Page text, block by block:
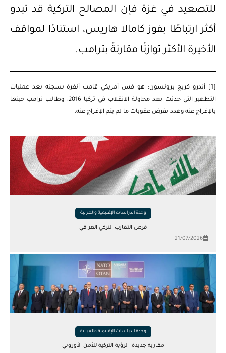
للتصعيد في غزة فإن المصالح التركية قد تبدو
أكثر ارتباطًا بفوز كامالا هاريس، استنادًا لمواقف
الأخيرة الأكثر توازنًا مقارنةً بترامب.
[1]
أندرو كريج برونسون: هو قس أمريكي قامت أنقرة بسجنه بعد عمليات
التطهير التي حدثت بعد محاولة الانقلاب في تركيا 2016، وطالب ترامب حينها
بالإفراج عنه وهدد بفرض عقوبات ما لم يتم الإفراج عنه.
وحدة الدراسات الإقليمية والعربية
فرص التقارب التركي العراقي
21/07/2026
وحدة الدراسات الإقليمية والعربية
مقاربة جديدة: الرؤية التركية للأمن الأوروبي